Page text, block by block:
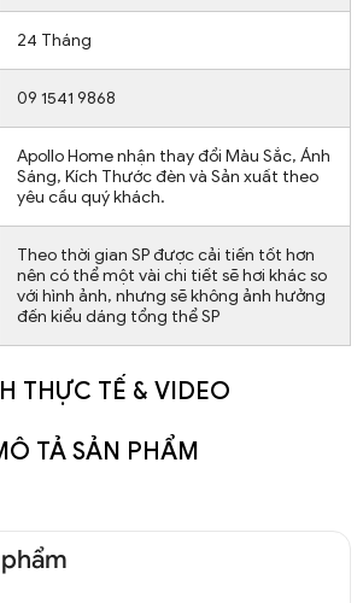
24 Tháng
09 1541 9868
Apollo Home nhận thay đổi Màu Sắc, Ánh
Sáng, Kích Thước đèn và Sản xuất theo
yêu cầu quý khách.
Theo thời gian SP được cải tiến tốt hơn
nên có thể một vài chi tiết sẽ hơi khác so
với hình ảnh, nhưng sẽ không ảnh hưởng
đến kiểu dáng tổng thể SP
THỰC TẾ & VIDEO
TẢ SẢN PHẨM